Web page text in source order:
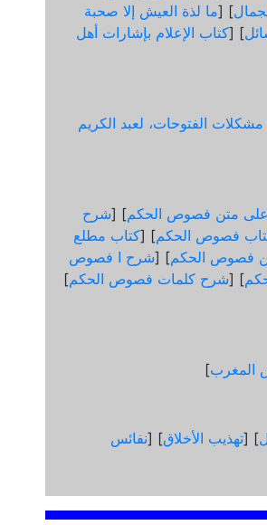
] [ما لذة العيش إلا صحبة
] [كتاب الإعلام بإشارات أهل
الفتوحات، لعبد الكريم
متن فصوص الحكم] [شرح
فصوص الحكم] [كتاب مطلع
فصوص الحكم] [شرح ا فصوص
] [شرح كلمات فصوص الحكم]
المغرب]
] [تهذيب الأخلاق] [نفائس